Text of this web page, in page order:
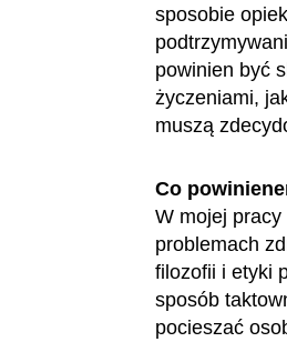
sposobie
powinien być
życzeniami,
muszą
Co
W mojej pracy
problemach
filozofii i etyki
sposób
pocieszać